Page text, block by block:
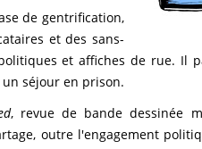
de gentrification,
et des sans-
et affiches de rue. Il
séjour en prison.
, revue de bande dessinée
outre l'engagement